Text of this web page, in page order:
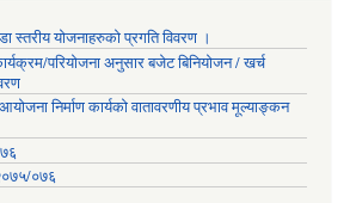
योजनाहरुको प्रगति विवरण ।
परियोजना अनुसार बजेट बिनियोजन / खर्च
निर्माण कार्यको वातावरणीय प्रभाव मूल्याङ्कन
०७६